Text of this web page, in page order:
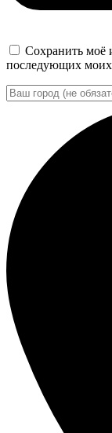
Сохранить моё
последующих